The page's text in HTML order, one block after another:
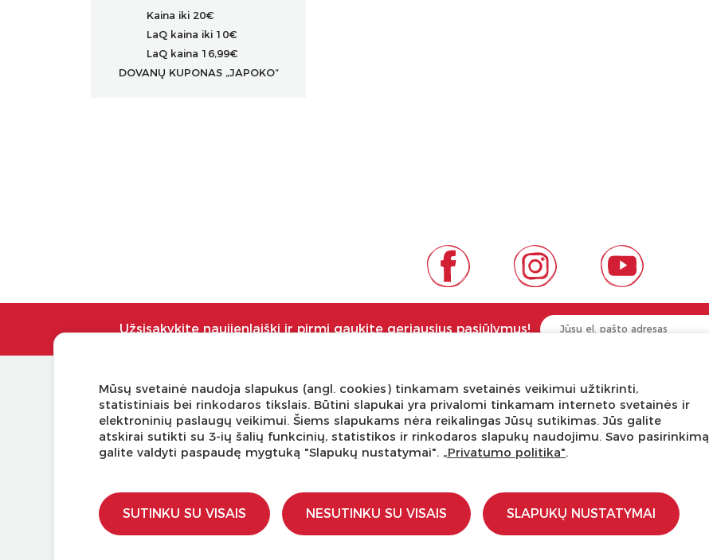
Kaina iki 20€
LaQ kaina iki 10€
LaQ kaina 16,99€
DOVANŲ KUPONAS „JAPOKO”
Užsisakykite naujienlaiškį ir pirmi gaukite geriausius pasiūlymus!
KLIENTŲ APTARNAVIMAS
Pirkimo – pardavimo taisyklės
Pristatymas ir grąžinimas
Apmokėjimo būdai
Privatumo taisyklės
NAUDINGA ŽINOTI
Tinklaraštis
Kodomo edukacijos
Kūrybinės dirbtuvės
Ugdymo įstaigoms
Kur įsigyti
APIE PREKĖS ŽENKLUS
Kas yra LaQ?
BRAIN BUILDERS kūdikiams
IWAKO trintukai-dėlionės
Mūsų svetainė naudoja slapukus (angl. cookies) tinkamam svetainės veikimui užtikrinti,
statistiniais bei rinkodaros tikslais. Būtini slapukai yra privalomi tinkamam interneto svetainės ir
elektroninių paslaugų veikimui. Šiems slapukams nėra reikalingas Jūsų sutikimas. Jūs galite
atskirai sutikti su 3-ių šalių funkcinių, statistikos ir rinkodaros slapukų naudojimu. Savo pasirinkimą
galite valdyti paspaudę mygtuką "Slapukų nustatymai". „Privatumo politika".
SUTINKU SU VISAIS NESUTINKU SU VISAIS SLAPUKŲ NUSTATYMAI